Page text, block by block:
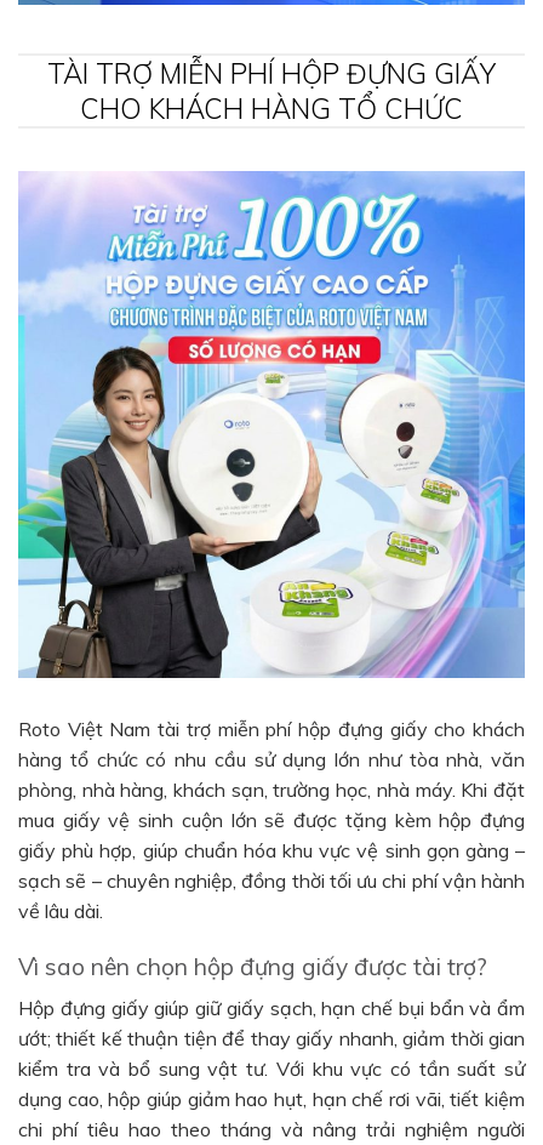
TÀI TRỢ MIỄN PHÍ HỘP ĐỰNG GIẤY
CHO KHÁCH HÀNG TỔ CHỨC
Roto Việt Nam tài trợ miễn phí hộp đựng giấy cho khách
hàng tổ chức có nhu cầu sử dụng lớn như tòa nhà, văn
phòng, nhà hàng, khách sạn, trường học, nhà máy. Khi đặt
mua giấy vệ sinh cuộn lớn sẽ được tặng kèm hộp đựng
giấy phù hợp, giúp chuẩn hóa khu vực vệ sinh gọn gàng –
sạch sẽ – chuyên nghiệp, đồng thời tối ưu chi phí vận hành
về lâu dài.
Vì sao nên chọn hộp đựng giấy được tài trợ?
Hộp đựng giấy giúp giữ giấy sạch, hạn chế bụi bẩn và ẩm
ướt; thiết kế thuận tiện để thay giấy nhanh, giảm thời gian
kiểm tra và bổ sung vật tư. Với khu vực có tần suất sử
dụng cao, hộp giúp giảm hao hụt, hạn chế rơi vãi, tiết kiệm
chi phí tiêu hao theo tháng và nâng trải nghiệm người